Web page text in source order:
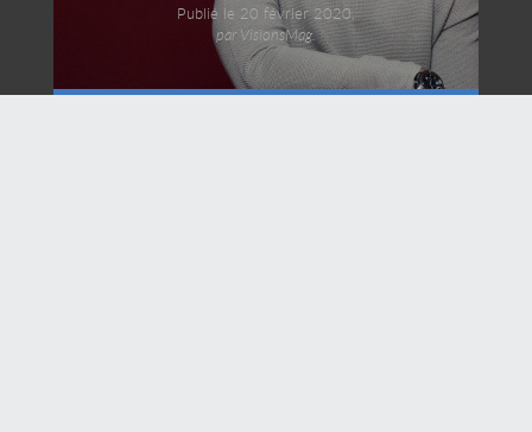
Publié le 20 février 2020,
par VisionsMag.